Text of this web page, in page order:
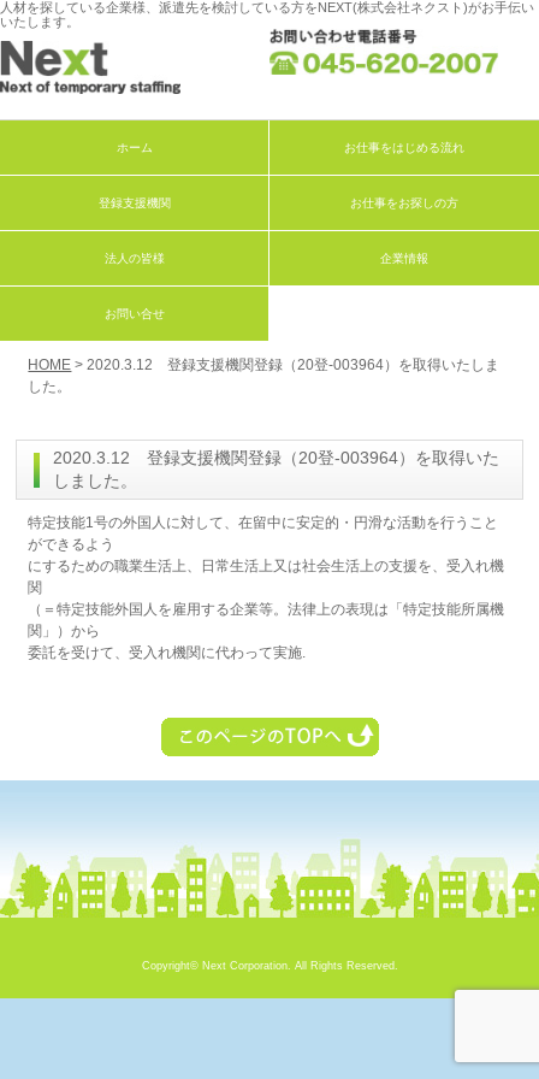
人材を探している企業様、派遣先を検討している方をNEXT(株式会社ネクスト)がお手伝い
いたします。
ホーム お仕事をはじめる流れ
登録支援機関 お仕事をお探しの方
法人の皆様 企業情報
お問い合せ
HOME > 2020.3.12 登録支援機関登録（20登-003964）を取得いたしま
した。
2020.3.12 登録支援機関登録（20登-003964）を取得いた
しました。
特定技能1号の外国人に対して、在留中に安定的・円滑な活動を行うこと
ができるよう
にするための職業生活上、日常生活上又は社会生活上の支援を、受入れ機
関
（＝特定技能外国人を雇用する企業等。法律上の表現は「特定技能所属機
関」）から
委託を受けて、受入れ機関に代わって実施.
Copyright© Next Corporation. All Rights Reserved.